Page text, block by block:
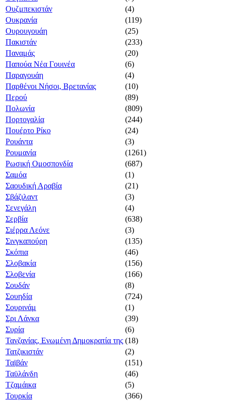
Ουζμπεκιστάν
(4)
Ουκρανία
(119)
Ουρουγουάη
(25)
Πακιστάν
(233)
Παναμάς
(20)
Παπούα Νέα Γουινέα
(6)
Παραγουάη
(4)
Παρθένοι Νήσοι, Βρετανίας
(10)
Περού
(89)
Πολωνία
(809)
Πορτογαλία
(244)
Πουέρτο Ρίκο
(24)
Ρουάντα
(3)
Ρουμανία
(1261)
Ρωσική Ομοσπονδία
(687)
Σαμόα
(1)
Σαουδική Αραβία
(21)
Σβάζιλαντ
(3)
Σενεγάλη
(4)
Σερβία
(638)
Σιέρρα Λεόνε
(3)
Σινγκαπούρη
(135)
Σκόπια
(46)
Σλοβακία
(156)
Σλοβενία
(166)
Σουδάν
(8)
Σουηδία
(724)
Σουρινάμ
(1)
Σρι Λάνκα
(39)
Συρία
(6)
Τανζανίας, Ενωμένη Δημοκρατία της (18)
Τατζικιστάν
(2)
Ταϊβάν
(151)
Ταϋλάνδη
(46)
Τζαμάικα
(5)
Τουρκία
(366)